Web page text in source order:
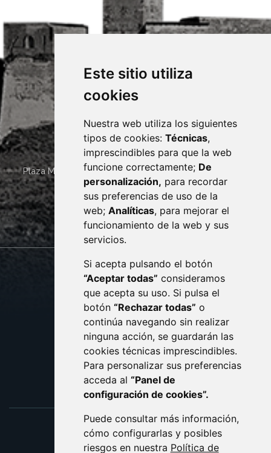
Este sitio utiliza
cookies
Nuestra web utiliza los siguientes
tipos de cookies: Técnicas,
imprescindibles para que la web
funcione correctamente; De
personalización, para recordar
sus preferencias de uso de la
web; Analíticas, para mejorar el
funcionamiento de la web y sus
servicios.
Si acepta pulsando el botón
“Aceptar todas” consideramos
que acepta su uso. Si pulsa el
botón “Rechazar todas” o
continúa navegando sin realizar
ninguna acción, se guardarán las
cookies técnicas imprescindibles.
Para personalizar sus preferencias
acceda al “Panel de
configuración de cookies”.
Puede consultar más información,
cómo configurarlas y posibles
riesgos en nuestra Política de
Plaza Mayor 4 22400 MONZÓN - ARAGÓN (ESPAÑA)
· (34) 974 400 700 ·
sac@monzon.es
monzon.es
CONTACTO
AVISO LEGAL
PROTECCIÓN DE DATOS
POLÍTICA DE COOKIES
ACCESIBILIDAD
ENLACE EXTERNO AL